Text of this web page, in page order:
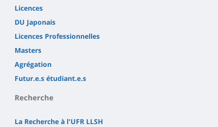
Licences
DU Japonais
Licences Professionnelles
Masters
Agrégation
Futur.e.s étudiant.e.s
Recherche
La Recherche à l'UFR LLSH